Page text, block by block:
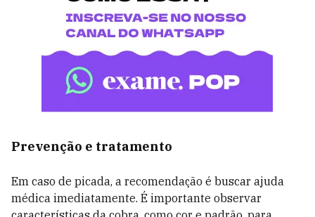
Prevenção e tratamento
Em caso de picada, a recomendação é buscar ajuda
médica imediatamente. É importante observar